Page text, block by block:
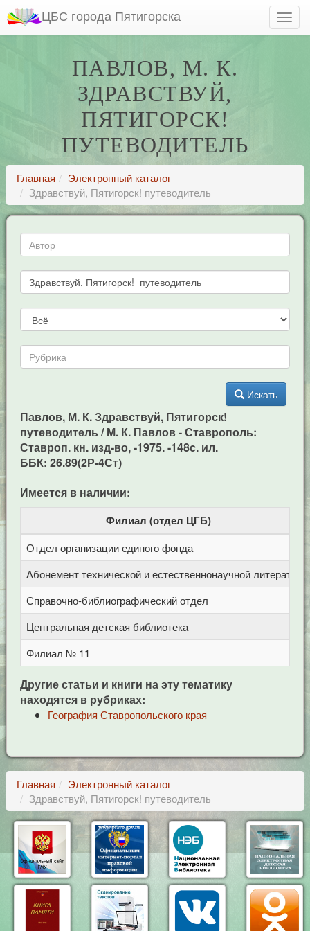
ЦБС города Пятигорска
ПАВЛОВ, М. К.
ЗДРАВСТВУЙ,
ПЯТИГОРСК!
ПУТЕВОДИТЕЛЬ
Главная
Электронный каталог
Здравствуй, Пятигорск! путеводитель
Искать
Павлов, М. К. Здравствуй, Пятигорск!
путеводитель / М. К. Павлов - Ставрополь:
Ставроп. кн. изд-во, -1975. -148c. ил.
ББК: 26.89(2Р-4Ст)
Имеется в наличии:
Филиал (отдел ЦГБ)
Отдел организации единого фонда
Абонемент технической и естественнонаучной литерат
Справочно-библиографический отдел
Центральная детская библиотека
Филиал № 11
Другие статьи и книги на эту тематику
находятся в рубриках:
География Ставропольского края
Главная
Электронный каталог
Здравствуй, Пятигорск! путеводитель